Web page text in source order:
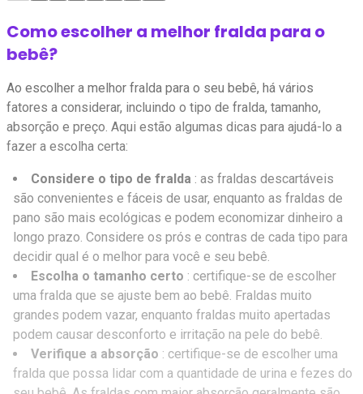
Como escolher a melhor fralda para o
bebê?
Ao escolher a melhor fralda para o seu bebê, há vários
fatores a considerar, incluindo o tipo de fralda, tamanho,
absorção e preço. Aqui estão algumas dicas para ajudá-lo a
fazer a escolha certa:
Considere o tipo de fralda : as fraldas descartáveis
são convenientes e fáceis de usar, enquanto as fraldas de
pano são mais ecológicas e podem economizar dinheiro a
longo prazo. Considere os prós e contras de cada tipo para
decidir qual é o melhor para você e seu bebê.
Escolha o tamanho certo : certifique-se de escolher
uma fralda que se ajuste bem ao bebê. Fraldas muito
grandes podem vazar, enquanto fraldas muito apertadas
podem causar desconforto e irritação na pele do bebê.
Verifique a absorção : certifique-se de escolher uma
fralda que possa lidar com a quantidade de urina e fezes do